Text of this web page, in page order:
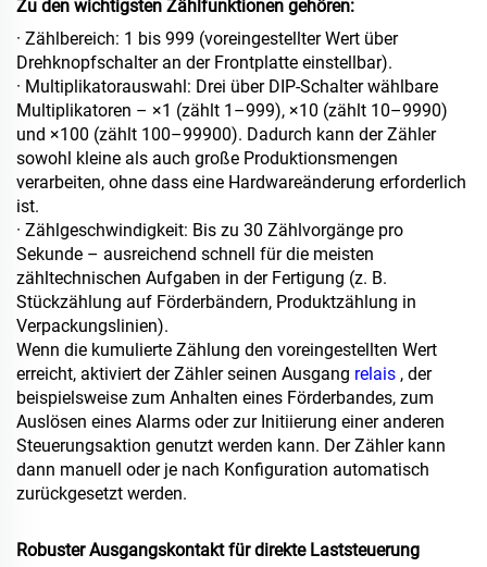
Zu den wichtigsten Zählfunktionen gehören:
· Zählbereich: 1 bis 999 (voreingestellter Wert über
Drehknopfschalter an der Frontplatte einstellbar).
· Multiplikatorauswahl: Drei über DIP-Schalter wählbare
Multiplikatoren – ×1 (zählt 1–999), ×10 (zählt 10–9990)
und ×100 (zählt 100–99900). Dadurch kann der Zähler
sowohl kleine als auch große Produktionsmengen
verarbeiten, ohne dass eine Hardwareänderung erforderlich
ist.
· Zählgeschwindigkeit: Bis zu 30 Zählvorgänge pro
Sekunde – ausreichend schnell für die meisten
zähltechnischen Aufgaben in der Fertigung (z. B.
Stückzählung auf Förderbändern, Produktzählung in
Verpackungslinien).
Wenn die kumulierte Zählung den voreingestellten Wert
erreicht, aktiviert der Zähler seinen Ausgang relais , der
beispielsweise zum Anhalten eines Förderbandes, zum
Auslösen eines Alarms oder zur Initiierung einer anderen
Steuerungsaktion genutzt werden kann. Der Zähler kann
dann manuell oder je nach Konfiguration automatisch
zurückgesetzt werden.
Robuster Ausgangskontakt für direkte Laststeuerung